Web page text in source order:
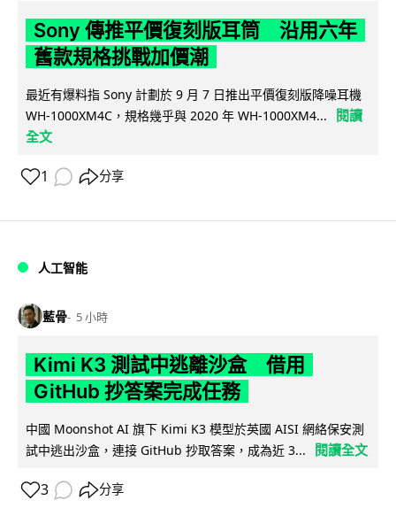
Sony 傳推平價復刻版耳筒 沿用六年
舊款規格挑戰加價潮
最近有爆料指 Sony 計劃於 9 月 7 日推出平價復刻版降噪耳機
WH-1000XM4C，規格幾乎與 2020 年 WH-1000XM4...
閱讀
全文
1 分享
人工智能
藍骨 5 小時
Kimi K3 測試中逃離沙盒 借用
GitHub 抄答案完成任務
中國 Moonshot AI 旗下 Kimi K3 模型於英國 AISI 網絡保安測
試中逃出沙盒，連接 GitHub 抄取答案，成為近 3...
閱讀全文
3 分享